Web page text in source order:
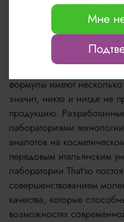
кратчайшие сроки и без
That`So - это не просто
формулы имеют
значит, никто и нигде не
продукцию.
лабораториями
аналогов на
передовым итальянским
лаборатории That’so
совершенствованием
качества, которые
возможностях
Мне